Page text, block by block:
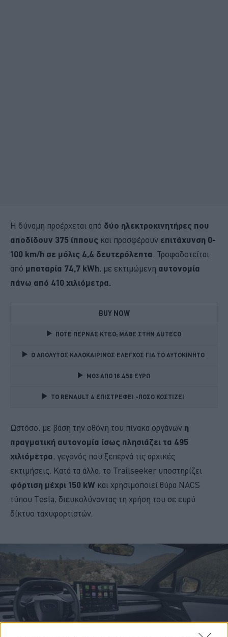
Η δύναμη προέρχεται από δύο ηλεκτροκινητήρες που
αποδίδουν 375 ίππους και προσφέρουν επιτάχυνση 0-
100 km/h σε μόλις 4,4 δευτερόλεπτα. Τροφοδοτείται
από μπαταρία 74,7 kWh, με εκτιμώμενη αυτονομία
πάνω από 410 χιλιόμετρα.
BUY NOW
ΠΟΤΕ ΠΕΡΝΑΣ ΚΤΕΟ; ΜΑΘΕ ΣΤΗΝ ΑUTECO
Ο ΑΠΟΛΥΤΟΣ ΚΑΛΟΚΑΙΡΙΝΟΣ ΕΛΕΓΧΟΣ ΓΙΑ ΤΟ ΑΥΤΟΚΙΝΗΤΟ
MG3 ΑΠΟ 16.450 ΕΥΡΩ
TO RENAULT 4 ΕΠΙΣΤΡΕΦΕΙ -ΠΟΣΟ ΚΟΣΤΙΖΕΙ
Ωστόσο, με βάση την οθόνη του πίνακα οργάνων η
πραγματική αυτονομία ίσως πλησιάζει τα 495
χιλιόμετρα, γεγονός που ξεπερνά τις αρχικές
εκτιμήσεις. Κατά τα άλλα, το Trailseeker υποστηρίζει
φόρτιση μέχρι 150 kW και χρησιμοποιεί θύρα NACS
τύπου Tesla, διευκολύνοντας τη χρήση του σε ευρύ
δίκτυο ταχυφορτιστών.